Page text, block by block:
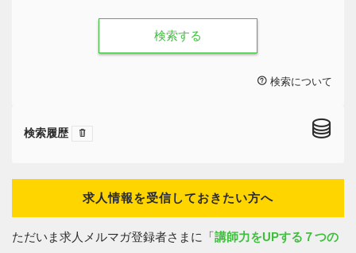
検索する
検索について
検索履歴
求人情報を受信しておきたい方へ
ただいま求人メルマガ登録者さまに「 講師力をUPする７つの